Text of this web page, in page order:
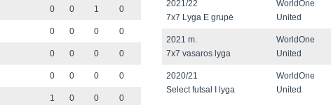
0 0 1 0
0 0 0 0
0 0 0 0
0 0 0 0
1 0 0 0
2021/22
7x7 Lyga E grupė
WorldOne
United
2021 m.
7x7 vasaros lyga
WorldOne
United
2020/21
Select futsal I lyga
WorldOne
United